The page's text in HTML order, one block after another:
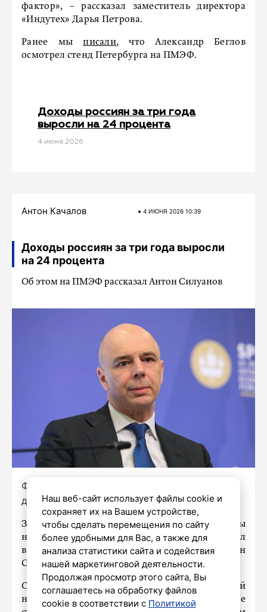
фактор», – рассказал заместитель директора
«Индутех» Дарья Петрова.
Ранее мыписали, что Александр Беглов
осмотрел стенд Петербурга на ПМЭФ.
Доходы россиян за три года
выросли на 24 процента
4 июня 2026
Антон Качалов 4 ИЮНЯ 2026 10:39
Доходы россиян за три года выросли
на 24 процента
Об этом на ПМЭФ рассказал Антон Силуанов
Фото: Роман Пименов/«Петербургский
дневник»
За минувшие 3 с небольшим года доходы
населения России выросли на 24%, сообщил
в ходе ПМЭФ-2026 министр финансов РФ Антон
Силуанов.
Он также сказал, что у России сейчас самый
низкий госдолг в «большой двадцатке». Также
Наш веб-сайт использует файлы cookie и
сохраняет их на Вашем устройстве,
чтобы сделать перемещения по сайту
более удобными для Вас, а также для
анализа статистики сайта и содействия
нашей маркетинговой деятельности.
Продолжая просмотр этого сайта, Вы
соглашаетесь на обработку файлов
cookie в соответствии с Политикой